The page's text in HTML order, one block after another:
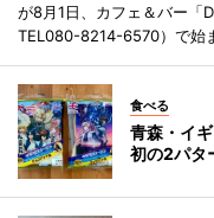
が8月1日、カフェ＆バー「
TEL080-8214-6570）で始
食べる
青森・イ
初の2パタ